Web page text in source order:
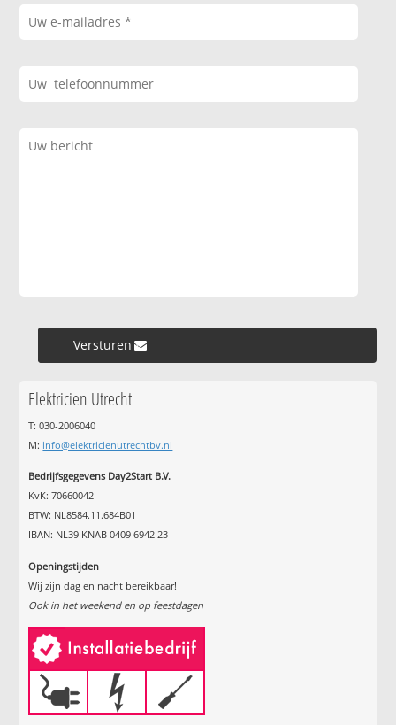
Versturen »
Elektricien Utrecht
T: 030-2006040
M: info@elektricienutrechtbv.nl
Bedrijfsgegevens Day2Start B.V.
KvK: 70660042
BTW: NL8584.11.684B01
IBAN: NL39 KNAB 0409 6942 23
Openingstijden
Wij zijn dag en nacht bereikbaar!
Ook in het weekend en op feestdagen